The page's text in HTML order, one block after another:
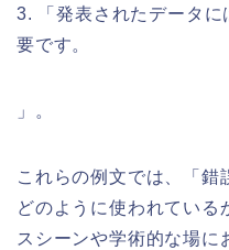
3. 「発表されたデータ
要です。
」。
これらの例文では、「錯
どのように使われている
スシーンや学術的な場に